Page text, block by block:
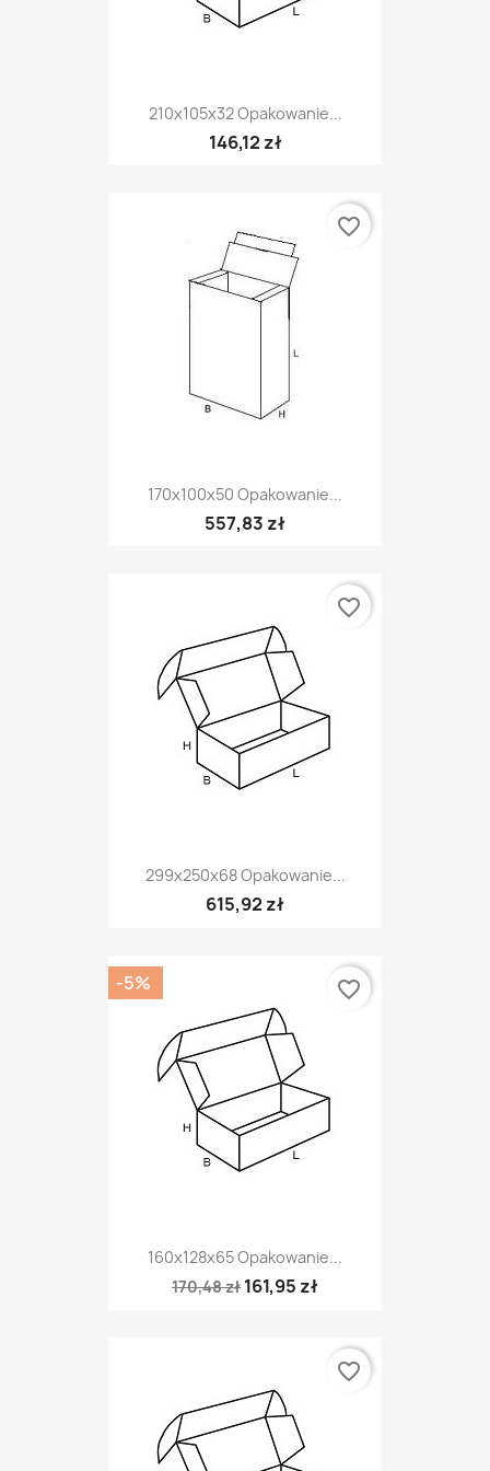
210x105x32 Opakowanie...
146,12 zł
170x100x50 Opakowanie...
557,83 zł
favorite_border
299x250x68 Opakowanie...
615,92 zł
favorite_border
160x128x65 Opakowanie...
170,48 zł 161,95 zł
-5% favorite_border
favorite_border